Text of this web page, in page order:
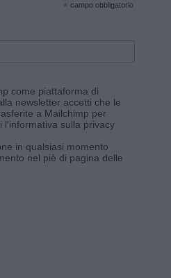
* campo obbligatorio
come piattaforma di
newsletter accetti che le
a Mailchimp per
l'informativa sulla privacy
in qualsiasi momento
nel piè di pagina delle